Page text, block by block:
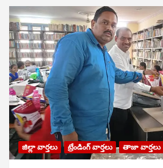
జిల్లా వార్తలు ట్రేండింగ్ వార్తలు తాజా వార్తలు